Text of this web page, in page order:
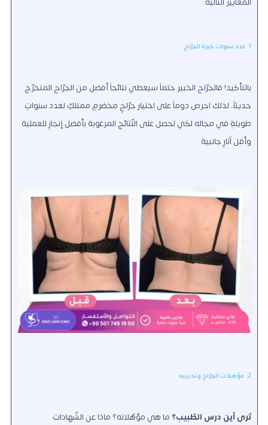
1. عدد سنوات خبرة الجرّاح
بالتأكيد! فالجرّاح الخبير حتماً سيعطي نتائجاً أفضل من الجرّاح المتخرّج
حديثاً، لذلك احرص دوماً على اختيار جرّاحٍ مخضرمٍ ممتلكٍ لعدد سنواتٍ
طويلةٍ في مجاله لكي تحصل على النّتائج المرغوبة بأفضل إنجازٍ للعملية
وأقل آثارٍ جانبية.
2. مؤهلات الجرّاح وتدريبه
تُرى أين درس الطّبيب؟ ما هي مؤهّلاته؟ ماذا عن الشّهادات